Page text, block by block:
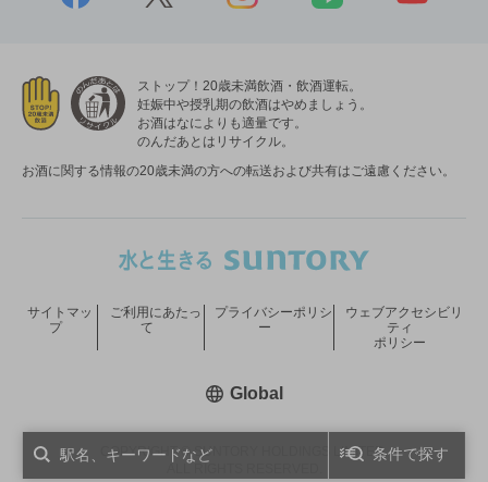
条件で探す
ストップ！20歳未満飲酒・飲酒運転。
妊娠中や授乳期の飲酒はやめましょう。
お酒はなによりも適量です。
のんだあとはリサイクル。
お酒に関する情報の20歳未満の方への転送および共有はご遠慮ください。
COPYRIGHT © SUNTORY HOLDINGS LIMITED.
サイトマッ
プ
ご利用にあたっ
て
プライバシーポリシ
ー
ウェブアクセシビリ
ティ
ポリシー
Global新しいウィンドウで開く